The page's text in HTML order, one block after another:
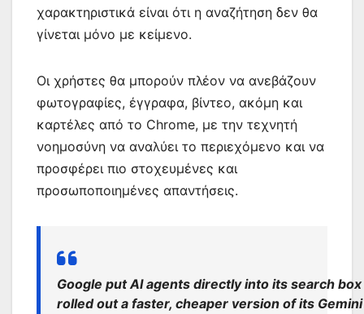
χαρακτηριστικά είναι ότι η αναζήτηση δεν θα
γίνεται μόνο με κείμενο.
Οι χρήστες θα μπορούν πλέον να ανεβάζουν
φωτογραφίες, έγγραφα, βίντεο, ακόμη και
καρτέλες από το Chrome, με την τεχνητή
νοημοσύνη να αναλύει το περιεχόμενο και να
προσφέρει πιο στοχευμένες και
προσωποποιημένες απαντήσεις.
Google put AI agents directly into its search box
rolled out a faster, cheaper version of its Gemini